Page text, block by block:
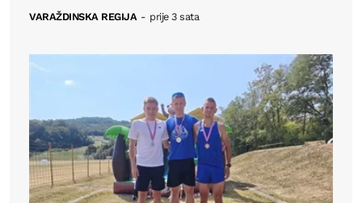
VARAŽDINSKA REGIJA - prije 3 sata